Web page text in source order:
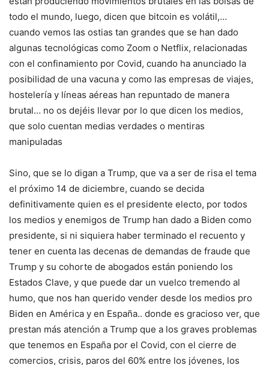
todo el mundo, luego, dicen que bitcoin es volátil,…
cuando vemos las ostias tan grandes que se han dado
algunas tecnológicas como Zoom o Netflix, relacionadas
con el confinamiento por Covid, cuando ha anunciado la
posibilidad de una vacuna y como las empresas de viajes,
hostelería y líneas aéreas han repuntado de manera
brutal… no os dejéis llevar por lo que dicen los medios,
que solo cuentan medias verdades o mentiras
manipuladas
Sino, que se lo digan a Trump, que va a ser de risa el tema
el próximo 14 de diciembre, cuando se decida
definitivamente quien es el presidente electo, por todos
los medios y enemigos de Trump han dado a Biden como
presidente, si ni siquiera haber terminado el recuento y
tener en cuenta las decenas de demandas de fraude que
Trump y su cohorte de abogados están poniendo los
Estados Clave, y que puede dar un vuelco tremendo al
humo, que nos han querido vender desde los medios pro
Biden en América y en España.. donde es gracioso ver, que
prestan más atención a Trump que a los graves problemas
que tenemos en España por el Covid, con el cierre de
comercios, crisis, paros del 60% entre los jóvenes, los